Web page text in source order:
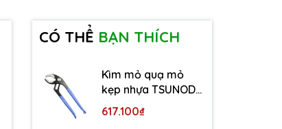
CÓ THỂ BẠN THÍCH
Kìm mỏ quạ mỏ
kẹp nhựa TSUNODA
WP-300SC-S
617.100₫